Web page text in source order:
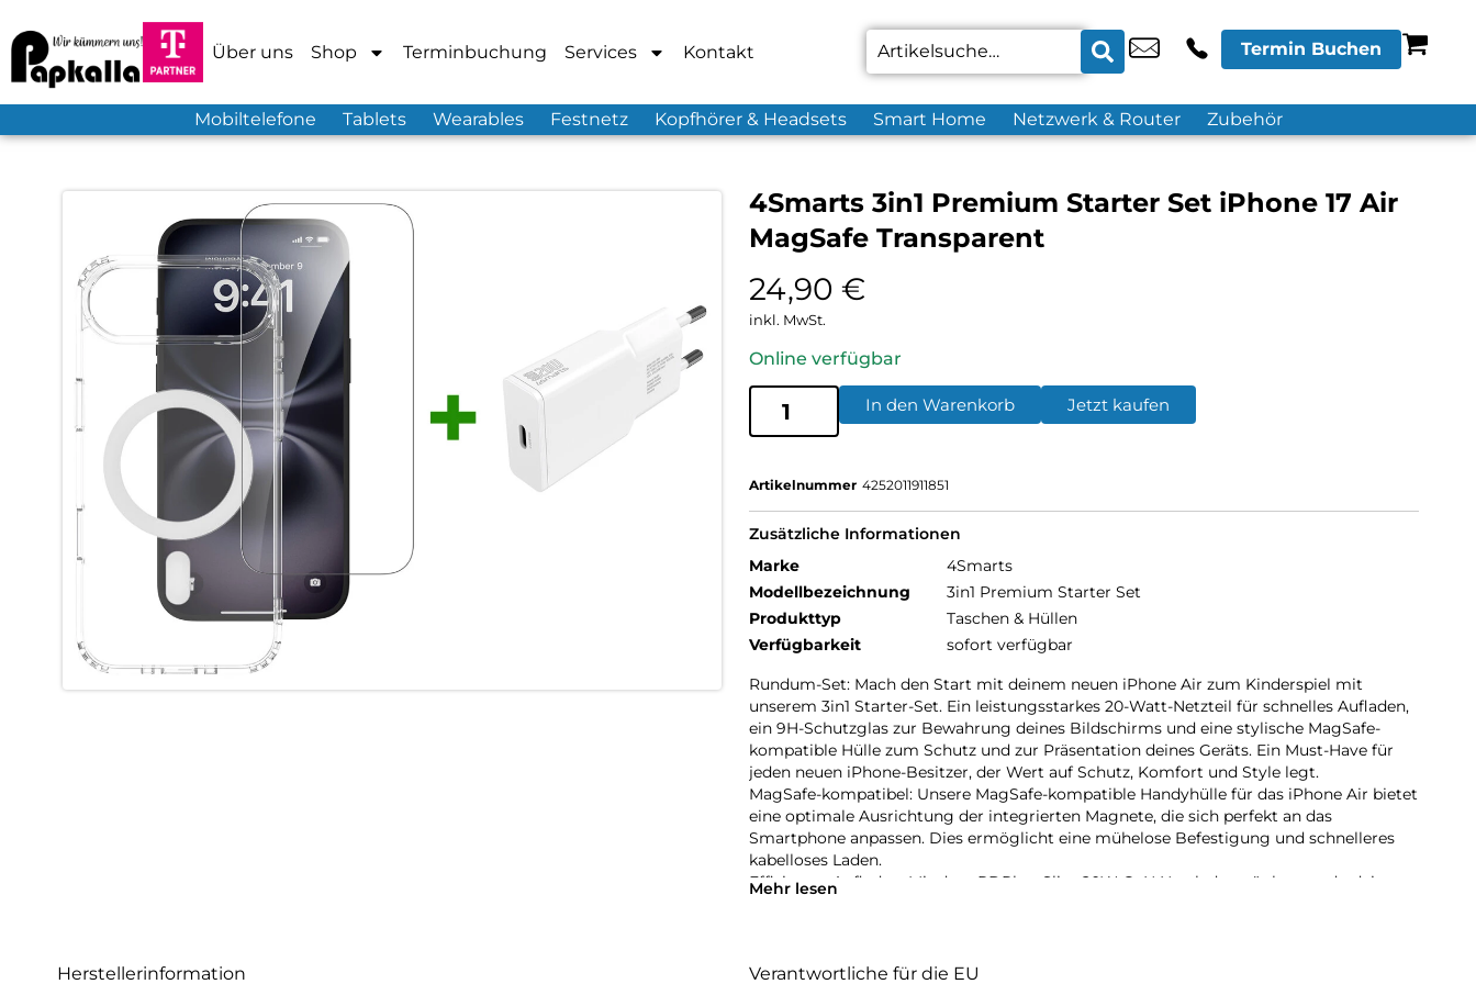
Über uns Shop Terminbuchung Services Kontakt Termin Buchen
Mobiltelefone Tablets Wearables Festnetz Kopfhörer & Headsets Smart Home Netzwerk & Router Zubehör
4Smarts 3in1 Premium Starter Set iPhone 17 Air
MagSafe Transparent
24,90 €
inkl. MwSt.
Online verfügbar
In den Warenkorb Jetzt kaufen
Artikelnummer 4252011911851
Zusätzliche Informationen
Marke
4Smarts
Modellbezeichnung
3in1 Premium Starter Set
Produkttyp
Taschen & Hüllen
Verfügbarkeit
sofort verfügbar
Rundum-Set: Mach den Start mit deinem neuen iPhone Air zum Kinderspiel mit
unserem 3in1 Starter-Set. Ein leistungsstarkes 20-Watt-Netzteil für schnelles Aufladen,
ein 9H-Schutzglas zur Bewahrung deines Bildschirms und eine stylische MagSafe-
kompatible Hülle zum Schutz und zur Präsentation deines Geräts. Ein Must-Have für
jeden neuen iPhone-Besitzer, der Wert auf Schutz, Komfort und Style legt.
MagSafe-kompatibel: Unsere MagSafe-kompatible Handyhülle für das iPhone Air bietet
eine optimale Ausrichtung der integrierten Magnete, die sich perfekt an das
Smartphone anpassen. Dies ermöglicht eine mühelose Befestigung und schnelleres
kabelloses Laden.
Effizientes Aufladen: Mit dem PDPlug Slim 20W GaN Netzladegerät kannst du dein
aus 9H-Schutzglas und MagSafe-Hülle. Das 9H-Schutzglas schützt das Display deines
Mehr lesen
Herstellerinformation
Verantwortliche für die EU